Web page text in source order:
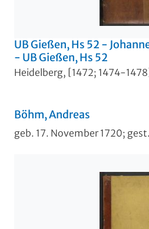
UB Gießen, Hs 52 -
- UB Gießen, Hs 52
Heidelberg, [1472; 1474-
Böhm, Andreas
geb. 17. November 1720;